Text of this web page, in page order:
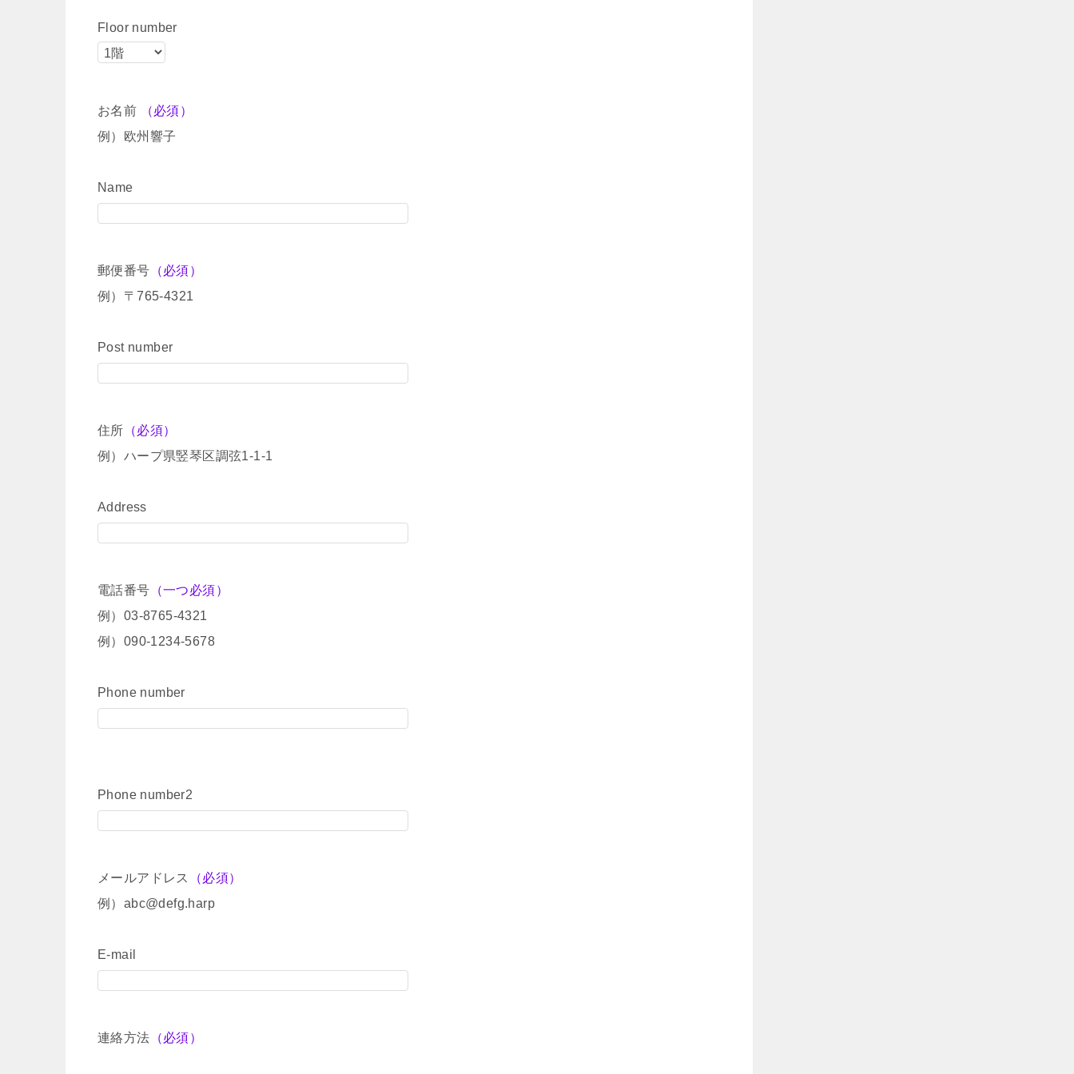
Floor number
お名前
（必須）
例）欧州響子
Name
郵便番号 （必須）
例）〒765-4321
Post number
住所 （必須）
例）ハープ県竪琴区調弦1-1-1
Address
電話番号 （一つ必須）
例）03-8765-4321
例）090-1234-5678
Phone number
Phone number2
メールアドレス
（必須）
例）abc@defg.harp
E-mail
連絡方法 （必須）